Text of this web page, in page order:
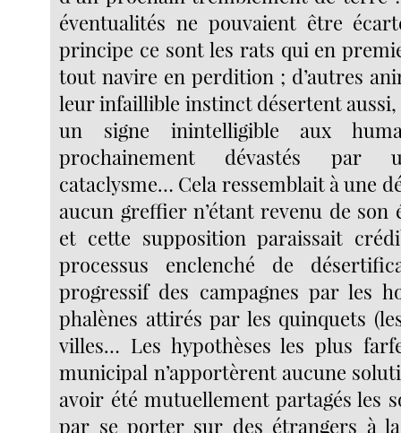
éventualités ne pouvaient être
principe ce sont les rats qui en
tout navire en perdition ; d’autres
leur infaillible instinct désertent
un signe inintelligible aux
prochainement dévastés par
cataclysme… Cela ressemblait à une
aucun greffier n’étant revenu de son
et cette supposition paraissait
processus enclenché de
progressif des campagnes par les
phalènes attirés par les quinquets
villes… Les hypothèses les plus
municipal n’apportèrent aucune
avoir été mutuellement partagés les
par se porter sur des étrangers à